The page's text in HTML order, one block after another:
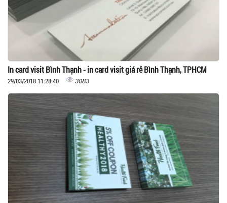
In card visit Bình Thạnh - in card visit giá rẻ Bình Thạnh, TPHCM
29/03/2018 11:28:40 3083